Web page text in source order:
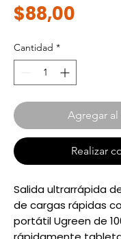
$88,00
Cantidad *
Agregar al
Realizar
Salida ultrarrápida
de cargas rápidas
portátil Ugreen de